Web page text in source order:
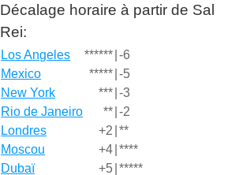
Décalage horaire à partir de Sal
Rei:
Los Angeles ****** -6
Mexico
***** -5
New York
*** -3
Rio de Janeiro
** -2
Londres
+2 **
Moscou
+4 ****
Dubaï
+5 *****